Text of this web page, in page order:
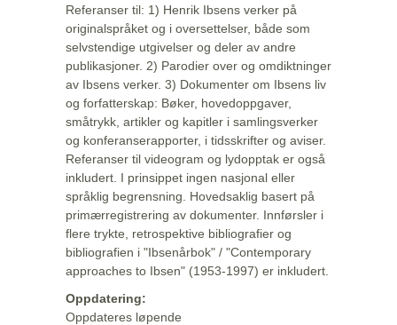
Referanser til: 1) Henrik Ibsens verker på
originalspråket og i oversettelser, både som
selvstendige utgivelser og deler av andre
publikasjoner. 2) Parodier over og omdiktninger
av Ibsens verker. 3) Dokumenter om Ibsens liv
og forfatterskap: Bøker, hovedoppgaver,
småtrykk, artikler og kapitler i samlingsverker
og konferanserapporter, i tidsskrifter og aviser.
Referanser til videogram og lydopptak er også
inkludert. I prinsippet ingen nasjonal eller
språklig begrensning. Hovedsaklig basert på
primærregistrering av dokumenter. Innførsler i
flere trykte, retrospektive bibliografier og
bibliografien i "Ibsenårbok" / "Contemporary
approaches to Ibsen" (1953-1997) er inkludert.
Oppdatering:
Oppdateres løpende